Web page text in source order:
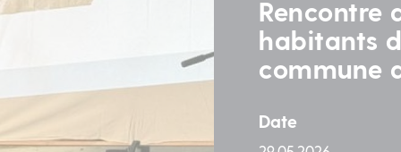
Rencontre
habitants
commune
Date